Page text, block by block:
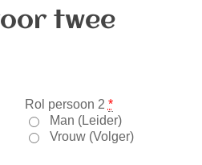
twee
Rol persoon 2 *
Man (Leider)
Vrouw (Volger)